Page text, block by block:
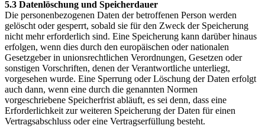
5.3 Datenlöschung und Speicherdauer
Die personenbezogenen Daten der betroffenen Person werden
gelöscht oder gesperrt, sobald sie für den Zweck der Speicherung
nicht mehr erforderlich sind. Eine Speicherung kann darüber hinaus
erfolgen, wenn dies durch den europäischen oder nationalen
Gesetzgeber in unionsrechtlichen Verordnungen, Gesetzen oder
sonstigen Vorschriften, denen der Verantwortliche unterliegt,
vorgesehen wurde. Eine Sperrung oder Löschung der Daten erfolgt
auch dann, wenn eine durch die genannten Normen
vorgeschriebene Speicherfrist abläuft, es sei denn, dass eine
Erforderlichkeit zur weiteren Speicherung der Daten für einen
Vertragsabschluss oder eine Vertragserfüllung besteht.